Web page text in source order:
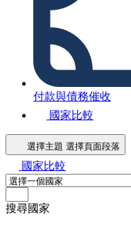
付款與債務催收
國家比較
選擇主題 選擇頁面段落
國家比較
搜尋國家